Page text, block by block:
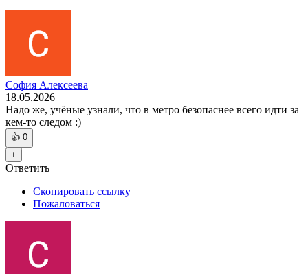
София Алексеева
18.05.2026
Надо же, учёные узнали, что в метро безопаснее всего идти за
кем-то следом :)
👍 0
+
Ответить
Скопировать ссылку
Пожаловаться